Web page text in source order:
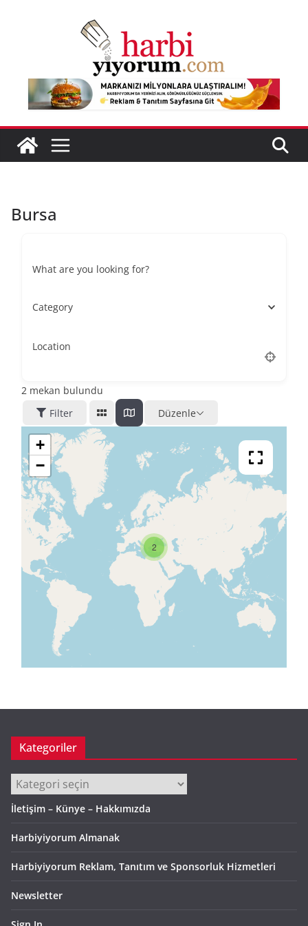
Bursa
What are you looking for?
Category
Location
2 mekan bulundu
Filter
Düzenle
2
+
−
Kategoriler
Kategoriler
İletişim – Künye – Hakkımızda
Harbiyiyorum Almanak
Harbiyiyorum Reklam, Tanıtım ve Sponsorluk Hizmetleri
Newsletter